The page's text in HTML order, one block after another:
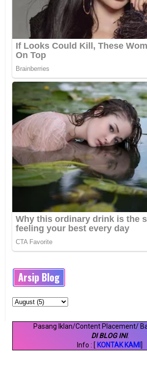
Arsip Blog
Pasang Iklan/Content Placement/
DI BLOG INI.
Info : [ KONTAK KAMI ]